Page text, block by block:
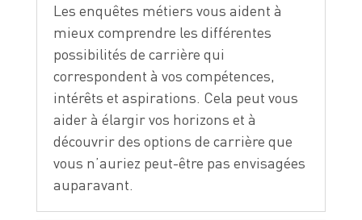
Les enquêtes métiers vous aident à
mieux comprendre les différentes
possibilités de carrière qui
correspondent à vos compétences,
intérêts et aspirations. Cela peut vous
aider à élargir vos horizons et à
découvrir des options de carrière que
vous n’auriez peut-être pas envisagées
auparavant.